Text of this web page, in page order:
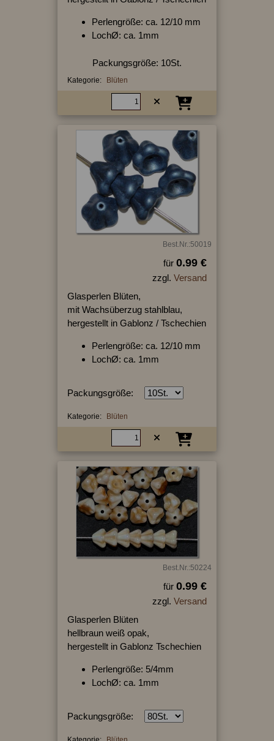
Perlengröße: ca. 12/10 mm
LochØ: ca. 1mm
Packungsgröße: 10St.
Kategorie: Blüten
Best.Nr.:50019
für 0.99 €
zzgl. Versand
Glasperlen Blüten,
mit Wachsüberzug stahlblau,
hergestellt in Gablonz / Tschechien
Perlengröße: ca. 12/10 mm
LochØ: ca. 1mm
Packungsgröße:
Kategorie: Blüten
Best.Nr.:50224
für 0.99 €
zzgl. Versand
Glasperlen Blüten
hellbraun weiß opak,
hergestellt in Gablonz Tschechien
Perlengröße: 5/4mm
LochØ: ca. 1mm
Packungsgröße: